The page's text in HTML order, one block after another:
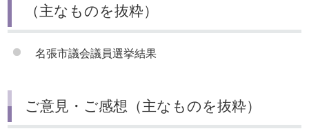
（主なものを抜粋）
名張市議会議員選挙結果
ご意見・ご感想（主なものを抜粋）